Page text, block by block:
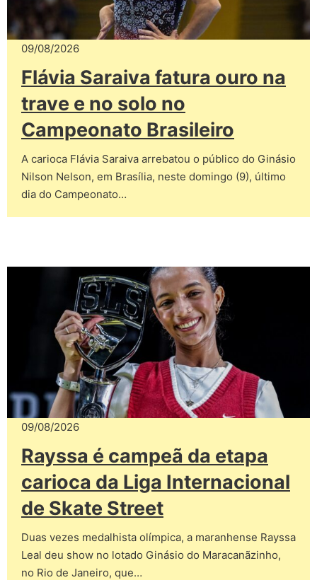
09/08/2026
Flávia Saraiva fatura ouro na
trave e no solo no
Campeonato Brasileiro
A carioca Flávia Saraiva arrebatou o público do Ginásio
Nilson Nelson, em Brasília, neste domingo (9), último
dia do Campeonato…
09/08/2026
Rayssa é campeã da etapa
carioca da Liga Internacional
de Skate Street
Duas vezes medalhista olímpica, a maranhense Rayssa
Leal deu show no lotado Ginásio do Maracanãzinho,
no Rio de Janeiro, que…